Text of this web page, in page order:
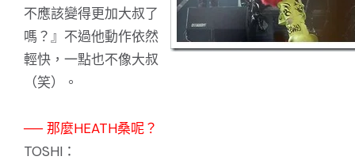
不應該變得更加大叔了
嗎？』不過他動作依然
輕快，一點也不像大叔
（笑）。
── 那麼HEATH桑呢？
TOSHI：